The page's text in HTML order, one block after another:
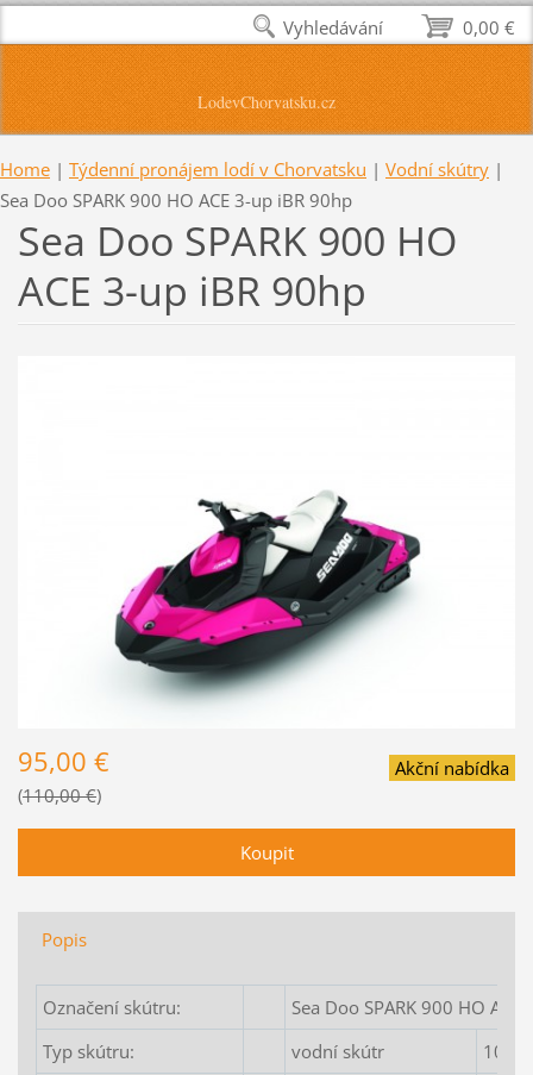
LodevChorvatsku.cz
Home | Týdenní pronájem lodí v Chorvatsku | Vodní skútry |
Sea Doo SPARK 900 HO ACE 3-up iBR 90hp
Sea Doo SPARK 900 HO
ACE 3-up iBR 90hp
Akční nabídka
95,00 €
110,00 €
Popis
Označení skútru:
Sea Doo SPARK 900 HO
Typ skútru:
vodní skútr
0,00 €
Vyhledávání